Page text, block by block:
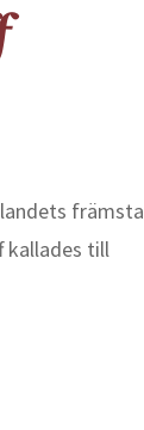
främsta
kallades till